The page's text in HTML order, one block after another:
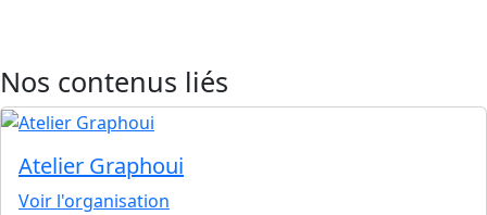
Nos contenus liés
Atelier Graphoui
Voir l'organisation